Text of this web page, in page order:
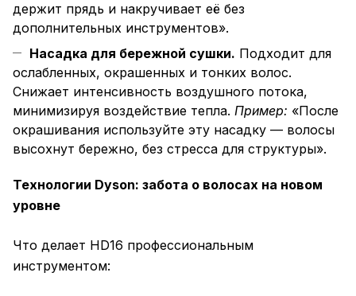
держит прядь и накручивает её без
дополнительных инструментов».
Насадка для бережной сушки. Подходит для
ослабленных, окрашенных и тонких волос.
Снижает интенсивность воздушного потока,
минимизируя воздействие тепла. Пример: «После
окрашивания используйте эту насадку — волосы
высохнут бережно, без стресса для структуры».
Технологии Dyson: забота о волосах на новом
уровне
Что делает HD16 профессиональным
инструментом: